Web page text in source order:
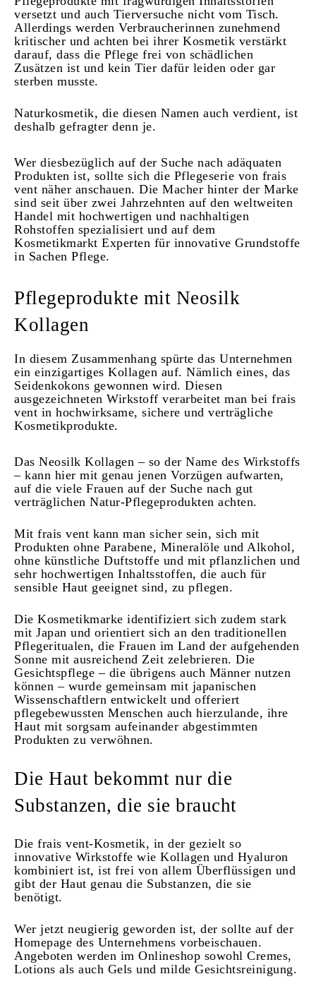
versetzt und auch Tierversuche nicht vom Tisch.
Allerdings werden Verbraucherinnen zunehmend
kritischer und achten bei ihrer Kosmetik verstärkt
darauf, dass die Pflege frei von schädlichen
Zusätzen ist und kein Tier dafür leiden oder gar
sterben musste.
Naturkosmetik, die diesen Namen auch verdient, ist
deshalb gefragter denn je.
Wer diesbezüglich auf der Suche nach adäquaten
Produkten ist, sollte sich die Pflegeserie von frais
vent näher anschauen. Die Macher hinter der Marke
sind seit über zwei Jahrzehnten auf den weltweiten
Handel mit hochwertigen und nachhaltigen
Rohstoffen spezialisiert und auf dem
Kosmetikmarkt Experten für innovative Grundstoffe
in Sachen Pflege.
Pflegeprodukte mit Neosilk
Kollagen
In diesem Zusammenhang spürte das Unternehmen
ein einzigartiges Kollagen auf. Nämlich eines, das
Seidenkokons gewonnen wird. Diesen
ausgezeichneten Wirkstoff verarbeitet man bei frais
vent in hochwirksame, sichere und verträgliche
Kosmetikprodukte.
Das Neosilk Kollagen – so der Name des Wirkstoffs
– kann hier mit genau jenen Vorzügen aufwarten,
auf die viele Frauen auf der Suche nach gut
verträglichen Natur-Pflegeprodukten achten.
Mit frais vent kann man sicher sein, sich mit
Produkten ohne Parabene, Mineralöle und Alkohol,
ohne künstliche Duftstoffe und mit pflanzlichen und
sehr hochwertigen Inhaltsstoffen, die auch für
sensible Haut geeignet sind, zu pflegen.
Die Kosmetikmarke identifiziert sich zudem stark
mit Japan und orientiert sich an den traditionellen
Pflegeritualen, die Frauen im Land der aufgehenden
Sonne mit ausreichend Zeit zelebrieren. Die
Gesichtspflege – die übrigens auch Männer nutzen
können – wurde gemeinsam mit japanischen
Wissenschaftlern entwickelt und offeriert
pflegebewussten Menschen auch hierzulande, ihre
Haut mit sorgsam aufeinander abgestimmten
Produkten zu verwöhnen.
Die Haut bekommt nur die
Substanzen, die sie braucht
Die frais vent-Kosmetik, in der gezielt so
innovative Wirkstoffe wie Kollagen und Hyaluron
kombiniert ist, ist frei von allem Überflüssigen und
gibt der Haut genau die Substanzen, die sie
benötigt.
Wer jetzt neugierig geworden ist, der sollte auf der
Homepage des Unternehmens vorbeischauen.
Angeboten werden im Onlineshop sowohl Cremes,
Lotions als auch Gels und milde Gesichtsreinigung.